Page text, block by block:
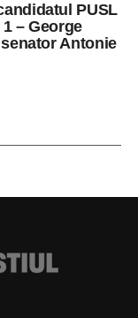
PUSL
– George
Antonie